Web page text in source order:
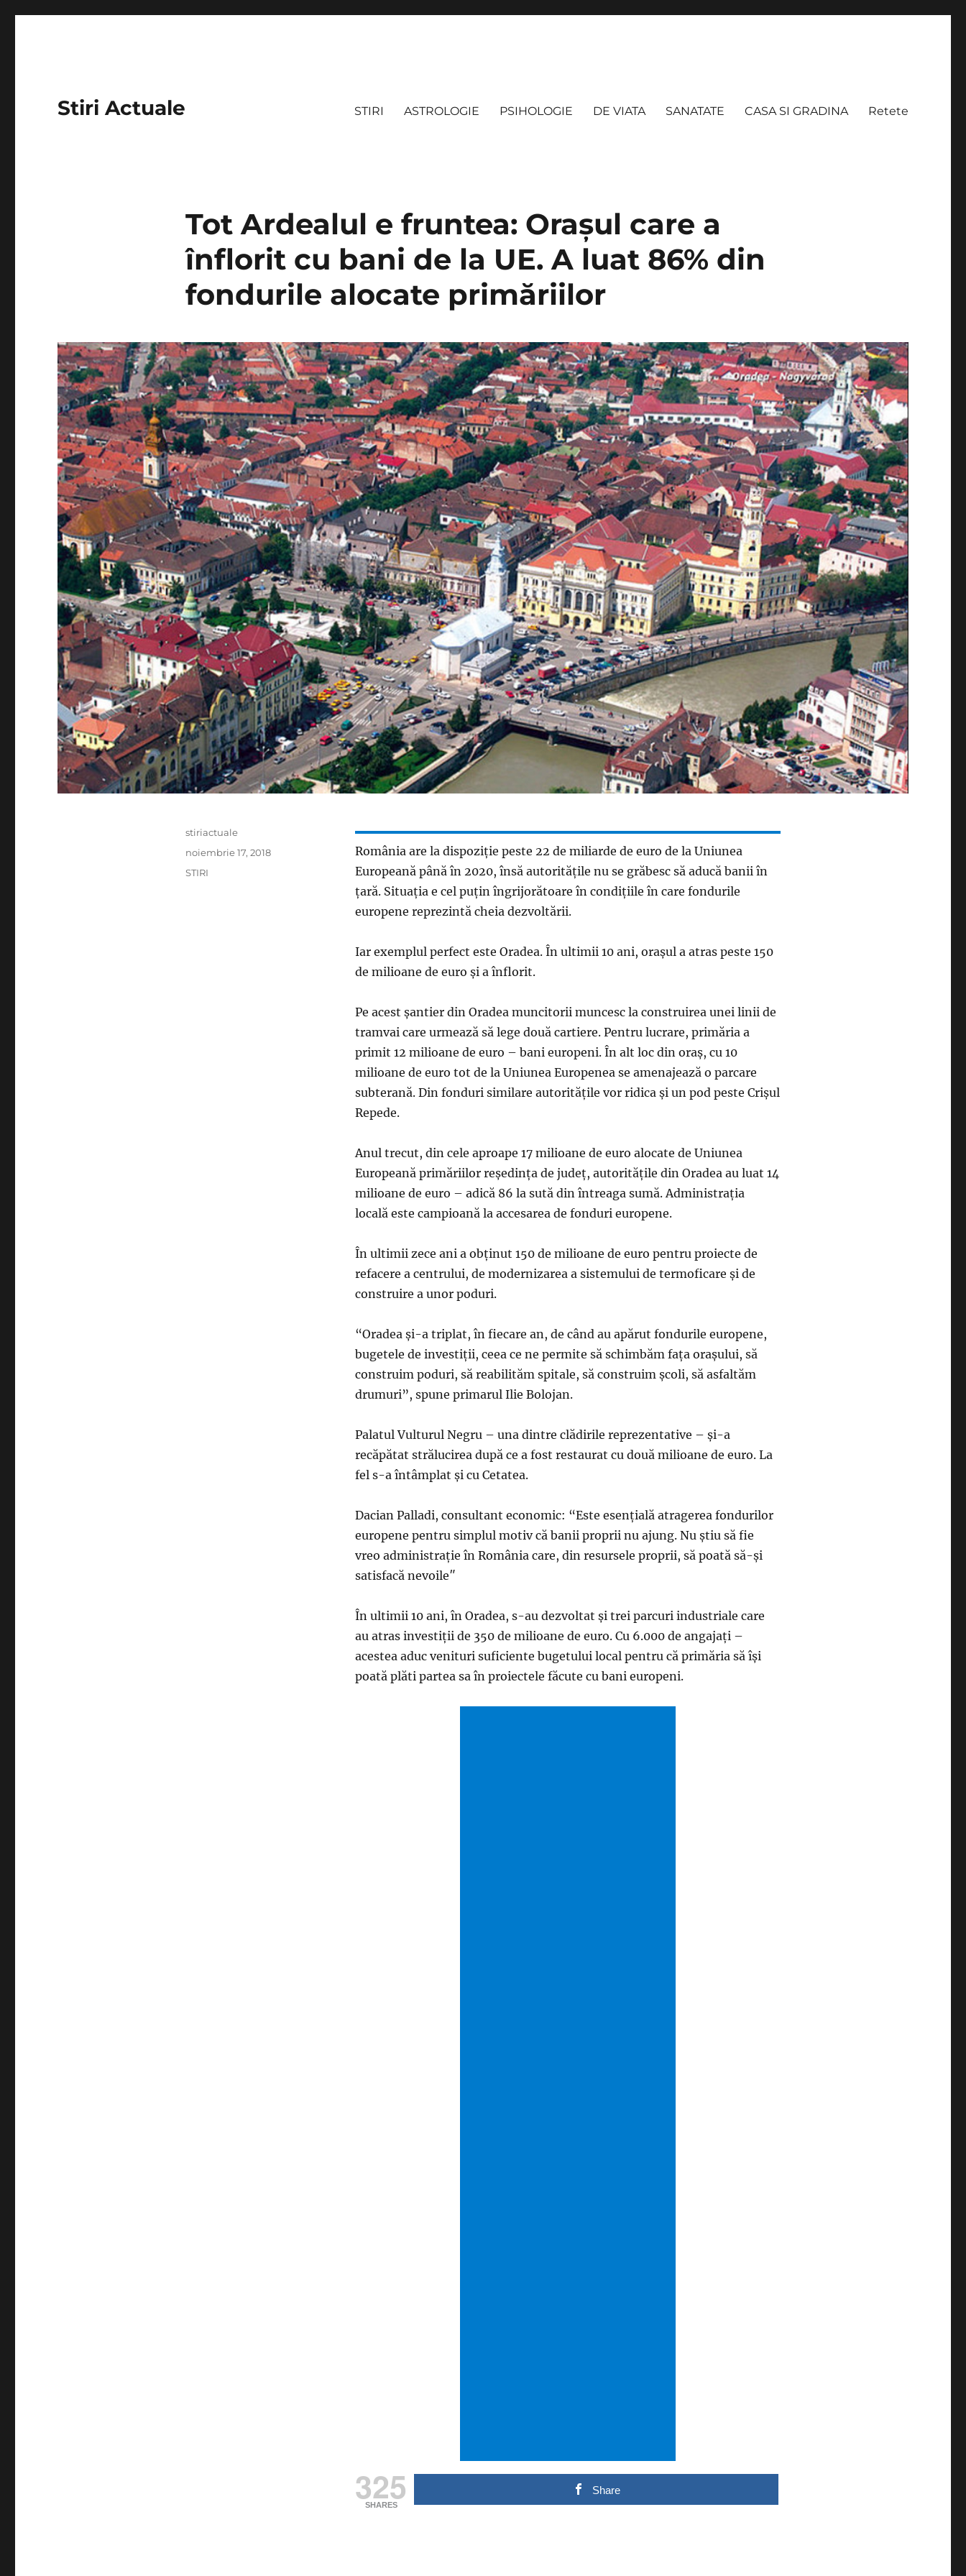
Stiri Actuale STIRI ASTROLOGIE PSIHOLOGIE DE VIATA SANATATE CASA SI GRADINA Retete
Tot Ardealul e fruntea: Oraşul care a
înflorit cu bani de la UE. A luat 86% din
fondurile alocate primăriilor
România are la dispoziţie peste 22 de miliarde de euro de la Uniunea
Europeană până în 2020, însă autorităţile nu se grăbesc să aducă banii în
ţară. Situaţia e cel puţin îngrijorătoare în condiţiile în care fondurile
europene reprezintă cheia dezvoltării.
Iar exemplul perfect este Oradea. În ultimii 10 ani, oraşul a atras peste 150
de milioane de euro şi a înflorit.
Pe acest şantier din Oradea muncitorii muncesc la construirea unei linii de
tramvai care urmează să lege două cartiere. Pentru lucrare, primăria a
primit 12 milioane de euro – bani europeni. În alt loc din oraş, cu 10
milioane de euro tot de la Uniunea Europenea se amenajează o parcare
subterană. Din fonduri similare autorităţile vor ridica şi un pod peste Crişul
Repede.
Anul trecut, din cele aproape 17 milioane de euro alocate de Uniunea
Europeană primăriilor reşedinţa de judeţ, autorităţile din Oradea au luat 14
milioane de euro – adică 86 la sută din întreaga sumă. Administraţia
locală este campioană la accesarea de fonduri europene.
În ultimii zece ani a obţinut 150 de milioane de euro pentru proiecte de
refacere a centrului, de modernizarea a sistemului de termoficare şi de
construire a unor poduri.
“Oradea şi-a triplat, în fiecare an, de când au apărut fondurile europene,
bugetele de investiţii, ceea ce ne permite să schimbăm faţa oraşului, să
construim poduri, să reabilităm spitale, să construim şcoli, să asfaltăm
drumuri”, spune primarul Ilie Bolojan.
Palatul Vulturul Negru – una dintre clădirile reprezentative – şi-a
recăpătat strălucirea după ce a fost restaurat cu două milioane de euro. La
fel s-a întâmplat şi cu Cetatea.
Dacian Palladi, consultant economic: “Este esenţială atragerea fondurilor
europene pentru simplul motiv că banii proprii nu ajung. Nu ştiu să fie
vreo administraţie în România care, din resursele proprii, să poată să-şi
satisfacă nevoile″
În ultimii 10 ani, în Oradea, s-au dezvoltat şi trei parcuri industriale care
au atras investiţii de 350 de milioane de euro. Cu 6.000 de angajaţi –
acestea aduc venituri suficiente bugetului local pentru că primăria să îşi
poată plăti partea sa în proiectele făcute cu bani europeni.
325
SHARES
Share
Author
stiriactuale
Posted
on
noiembrie 17, 2018
Categories
STIRI